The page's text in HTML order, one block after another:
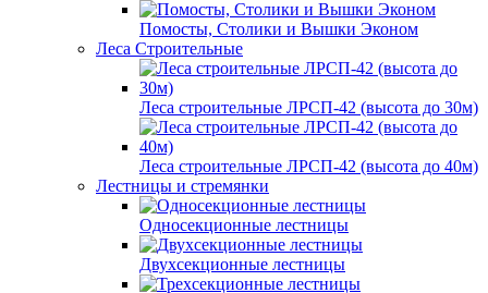
Помосты, Столики и Вышки Эконом
Леса Строительные
Леса строительные ЛРСП-42 (высота до 30м)
Леса строительные ЛРСП-42 (высота до 40м)
Лестницы и стремянки
Односекционные лестницы
Двухсекционные лестницы